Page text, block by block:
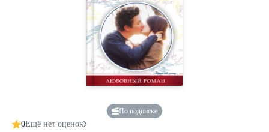
По подписке
0Ещё нет оценок